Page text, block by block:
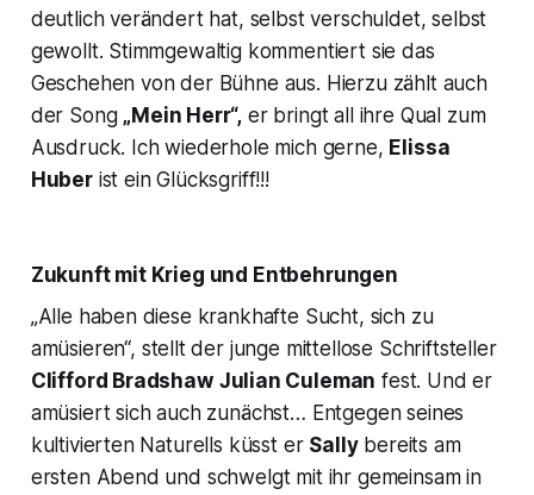
deutlich verändert hat, selbst verschuldet, selbst
gewollt. Stimmgewaltig kommentiert sie das
Geschehen von der Bühne aus. Hierzu zählt auch
der Song „Mein Herr“, er bringt all ihre Qual zum
Ausdruck. Ich wiederhole mich gerne, Elissa
Huberist ein Glücksgriff!!!
Zukunft mit Krieg und Entbehrungen
„Alle haben diese krankhafte Sucht, sich zu
amüsieren“, stellt der junge mittellose Schriftsteller
Clifford Bradshaw Julian Culeman fest. Und er
amüsiert sich auch zunächst… Entgegen seines
kultivierten Naturells küsst er Sallybereits am
ersten Abend und schwelgt mit ihr gemeinsam in